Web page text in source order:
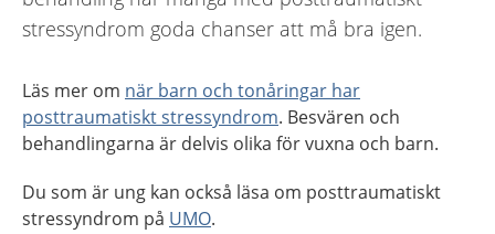
stressyndrom goda chanser att må bra igen.
Läs mer om när barn och tonåringar har
posttraumatiskt stressyndrom. Besvären och
behandlingarna är delvis olika för vuxna och barn.
Du som är ung kan också läsa om posttraumatiskt
stressyndrom på UMO.